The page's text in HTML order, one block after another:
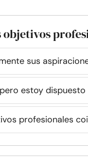
objetivos
sus
estoy
profesionales